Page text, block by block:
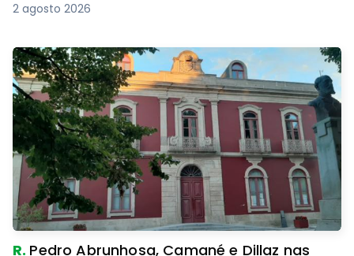
2 agosto 2026
R. Pedro Abrunhosa, Camané e Dillaz nas